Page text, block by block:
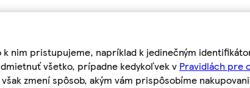
nim pristupujeme, napríklad k jedinečným
všetko, prípadne kedykoľvek v Pravidlách pre
zmení spôsob, akým vám prispôsobíme